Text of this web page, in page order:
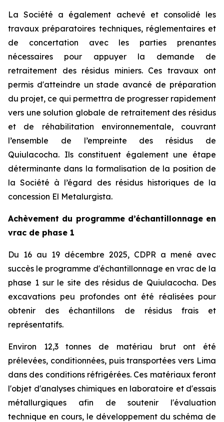
La Société a également achevé et consolidé les
travaux préparatoires techniques, réglementaires et
de concertation avec les parties prenantes
nécessaires pour appuyer la demande de
retraitement des résidus miniers. Ces travaux ont
permis d'atteindre un stade avancé de préparation
du projet, ce qui permettra de progresser rapidement
vers une solution globale de retraitement des résidus
et de réhabilitation environnementale, couvrant
l’ensemble de l’empreinte des résidus de
Quiulacocha. Ils constituent également une étape
déterminante dans la formalisation de la position de
la Société à l’égard des résidus historiques de la
concession El Metalurgista.
Achèvement du programme d’échantillonnage en
vrac de phase 1
Du 16 au 19 décembre 2025, CDPR a mené avec
succès le programme d'échantillonnage en vrac de la
phase 1 sur le site des résidus de Quiulacocha. Des
excavations peu profondes ont été réalisées pour
obtenir des échantillons de résidus frais et
représentatifs.
Environ 12,3 tonnes de matériau brut ont été
prélevées, conditionnées, puis transportées vers Lima
dans des conditions réfrigérées. Ces matériaux feront
l'objet d'analyses chimiques en laboratoire et d'essais
métallurgiques afin de soutenir l'évaluation
technique en cours, le développement du schéma de